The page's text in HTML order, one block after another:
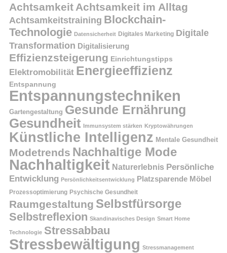
Achtsamkeit Achtsamkeit im Alltag
Achtsamkeitstraining Blockchain-
Technologie Datensicherheit Digitales Marketing Digitale
Transformation Digitalisierung
Effizienzsteigerung Einrichtungstipps
Elektromobilität Energieeffizienz
Entspannung
Entspannungstechniken
Gartengestaltung Gesunde Ernährung
Gesundheit Immunsystem stärken Kryptowährungen
Künstliche Intelligenz Mentale Gesundheit
Modetrends Nachhaltige Mode
Nachhaltigkeit Naturerlebnis Persönliche
Entwicklung Persönlichkeitsentwicklung Platzsparende Möbel
Prozessoptimierung Psychische Gesundheit
Raumgestaltung Selbstfürsorge
Selbstreflexion Skandinavisches Design Smart Home
Technologie Stressabbau
Stressbewältigung Stressmanagement